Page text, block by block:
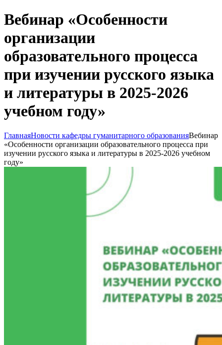
Вебинар «Особенности
организации
образовательного процесса
при изучении русского языка
и литературы в 2025-2026
учебном году»
ГлавнаяНовости кафедры гуманитарного образованияВебинар
«Особенности организации образовательного процесса при
изучении русского языка и литературы в 2025-2026 учебном
году»